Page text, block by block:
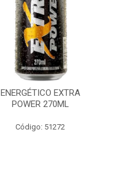
ENERGÉTICO EXTRA
POWER 270ML
Código: 51272